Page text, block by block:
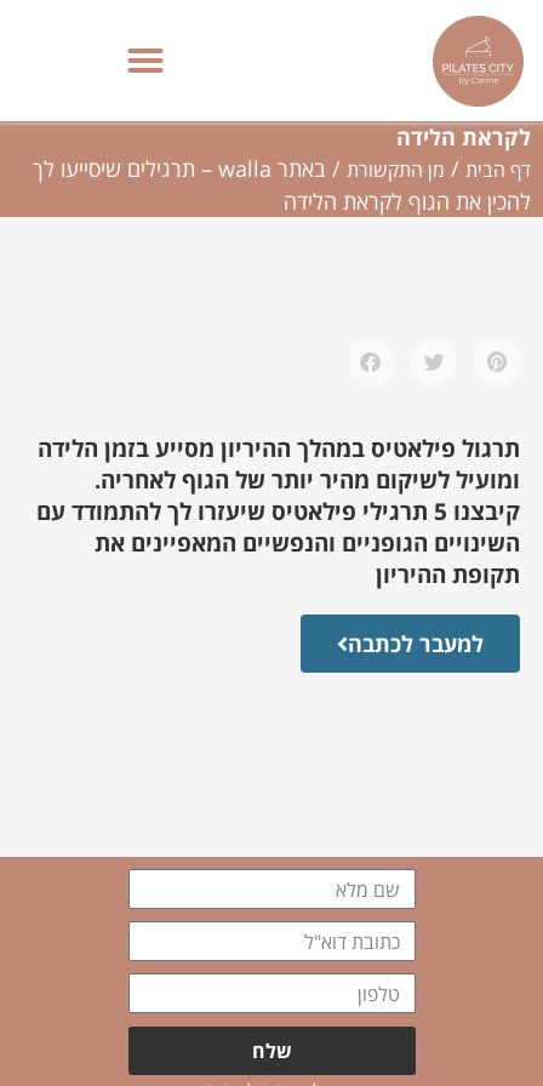
לתוכן
לקראת הלידה
דף הבית / מן התקשורת /
באתר walla – תרגילים שיסייעו לך
להכין את הגוף לקראת הלידה
תרגול פילאטיס במהלך ההיריון מסייע בזמן הלידה
ומועיל לשיקום מהיר יותר של הגוף לאחריה.
קיבצנו 5 תרגילי פילאטיס שיעזרו לך להתמודד עם
השינויים הגופניים והנפשיים המאפיינים את
תקופת ההיריון
למעבר לכתבה
שם
מלא
כתובת
דוא"ל
טלפון
שלח